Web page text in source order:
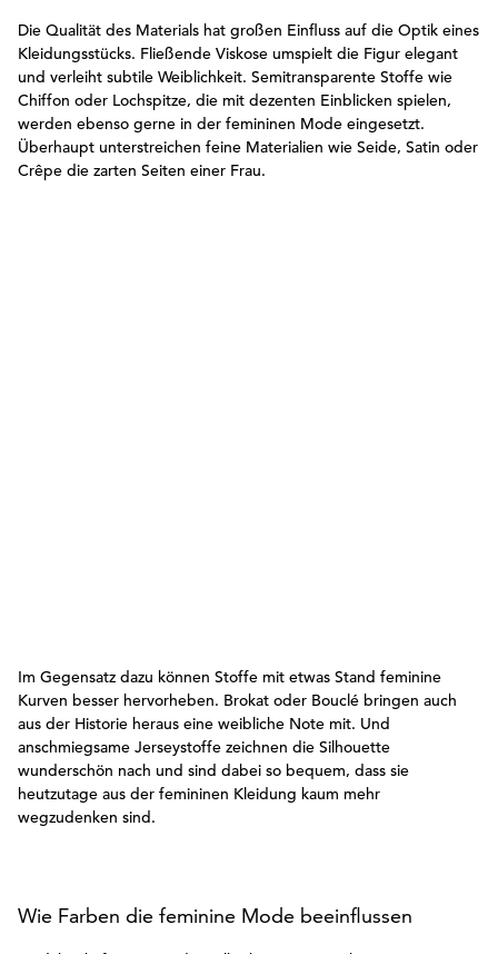
Die Qualität des Materials hat großen Einfluss auf die Optik eines
Kleidungsstücks. Fließende Viskose umspielt die Figur elegant
und verleiht subtile Weiblichkeit. Semitransparente Stoffe wie
Chiffon oder Lochspitze, die mit dezenten Einblicken spielen,
werden ebenso gerne in der femininen Mode eingesetzt.
Überhaupt unterstreichen feine Materialien wie Seide, Satin oder
Crêpe die zarten Seiten einer Frau.
Im Gegensatz dazu können Stoffe mit etwas Stand feminine
Kurven besser hervorheben. Brokat oder Bouclé bringen auch
aus der Historie heraus eine weibliche Note mit. Und
anschmiegsame Jerseystoffe zeichnen die Silhouette
wunderschön nach und sind dabei so bequem, dass sie
heutzutage aus der femininen Kleidung kaum mehr
wegzudenken sind.
Wie Farben die feminine Mode beeinflussen